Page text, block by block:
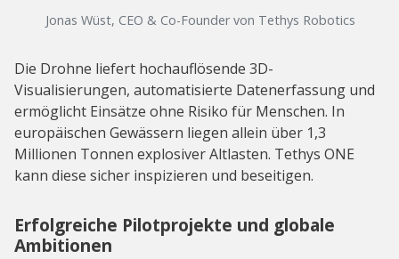
Jonas Wüst, CEO & Co-Founder von Tethys Robotics
Die Drohne liefert hochauflösende 3D-
Visualisierungen, automatisierte Datenerfassung und
ermöglicht Einsätze ohne Risiko für Menschen. In
europäischen Gewässern liegen allein über 1,3
Millionen Tonnen explosiver Altlasten. Tethys ONE
kann diese sicher inspizieren und beseitigen.
Erfolgreiche Pilotprojekte und globale
Ambitionen